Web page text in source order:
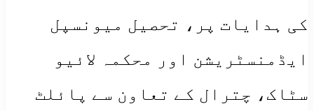
کی ہدایات پر، تحصیل میونسپل
ایڈمنسٹریشن اور محکمہ لائیو
سٹاک، چترال کے تعاون سے پائلٹ